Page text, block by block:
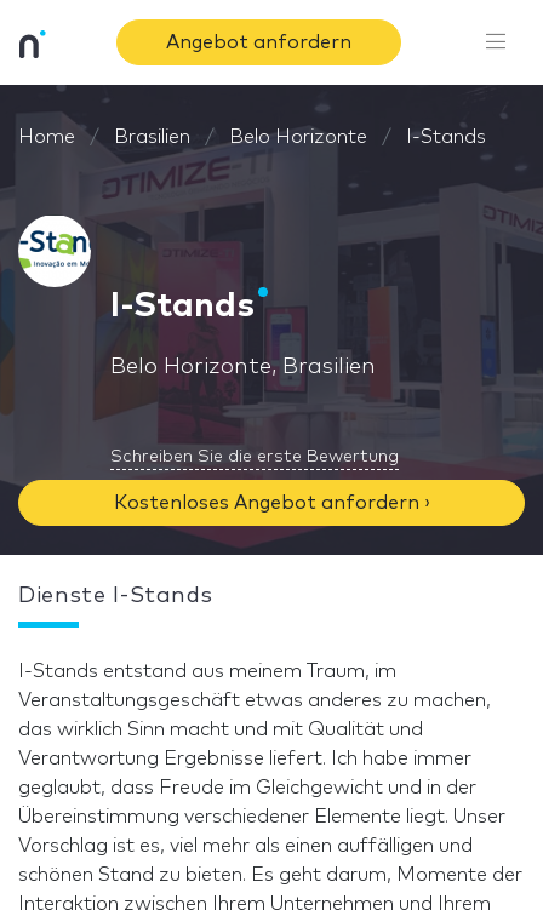
Angebot anfordern
Home Brasilien Belo Horizonte I-Stands
I-Stands
Belo Horizonte, Brasilien
Schreiben Sie die erste Bewertung
Kostenloses Angebot anfordern ›
Dienste I-Stands
I-Stands entstand aus meinem Traum, im
Veranstaltungsgeschäft etwas anderes zu machen,
das wirklich Sinn macht und mit Qualität und
Verantwortung Ergebnisse liefert. Ich habe immer
geglaubt, dass Freude im Gleichgewicht und in der
Übereinstimmung verschiedener Elemente liegt. Unser
Vorschlag ist es, viel mehr als einen auffälligen und
schönen Stand zu bieten. Es geht darum, Momente der
Interaktion zwischen Ihrem Unternehmen und Ihrem